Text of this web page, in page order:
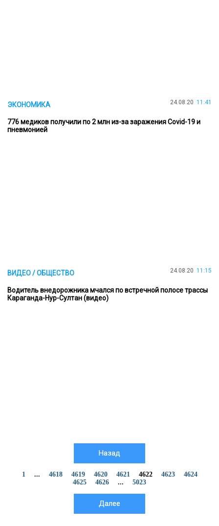
ЭКОНОМИКА 24.08.20 11:41
776 медиков получили по 2 млн из-за заражения Covid-19 и
пневмонией
ВИДЕО / ОБЩЕСТВО 24.08.20 11:15
Водитель внедорожника мчался по встречной полосе трассы
Караганда-Нур-Султан (видео)
Назад
1 ... 4618 4619 4620 4621 4622 4623
4624
4625
4626 ... 5023
Далее